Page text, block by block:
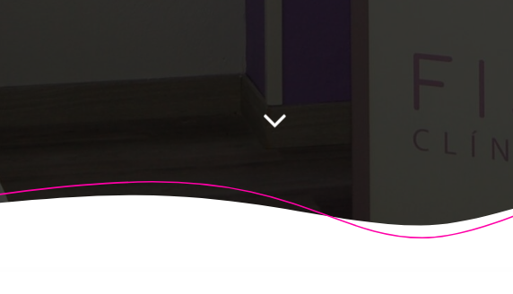
© 2026 Fisioalcón. Construido utilizando WordPress y elHighlight Theme